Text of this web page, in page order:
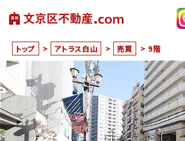
トップ > アトラス白山 > 売買 > 9階